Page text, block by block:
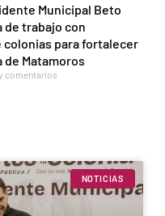
Municipal Beto
de trabajo con
para fortalecer
Matamoros
comentarios
NOTICIAS